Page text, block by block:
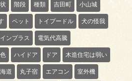
階段 種類 吉田町 小山城
ペット トイプードル 犬の怪我
インプラス 電気代高騰
ハイドア ドア 木造住宅は弱い
道 丸子宿 エアコン 室外機